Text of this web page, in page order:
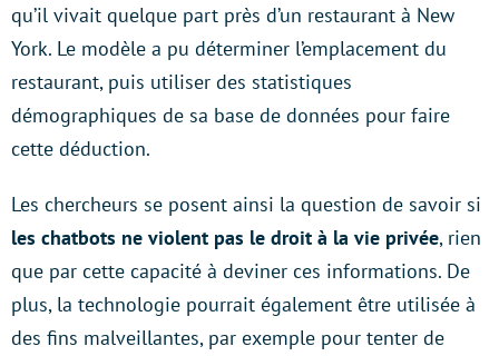
qu’il vivait quelque part près d’un restaurant à New
York. Le modèle a pu déterminer l’emplacement du
restaurant, puis utiliser des statistiques
démographiques de sa base de données pour faire
cette déduction.
Les chercheurs se posent ainsi la question de savoir si
les chatbots ne violent pas le droit à la vie privée, rien
que par cette capacité à deviner ces informations. De
plus, la technologie pourrait également être utilisée à
des fins malveillantes, par exemple pour tenter de